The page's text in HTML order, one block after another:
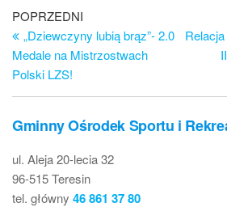
Nawigacja
wpisu
Poprzedni
wpis
POPRZEDNI
„Dziewczyny lubią brąz”- 2.0
Medale na Mistrzostwach
Polski LZS!
Gminny Ośrodek Sportu i
ul. Aleja 20-lecia 32
96-515 Teresin
tel. główny 46 861 37 80